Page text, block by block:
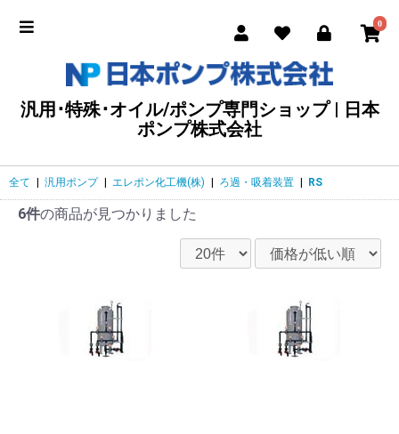
0
汎用･特殊･オイル/ポンプ専門ショップ | 日本
ポンプ株式会社
全て | 汎用ポンプ | エレポン化工機(株) | ろ過・吸着装置 | RS
6件の商品が見つかりました